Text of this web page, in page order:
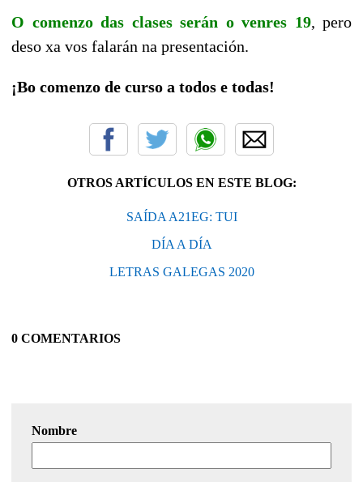
O comenzo das clases serán o venres 19, pero
deso xa vos falarán na presentación.
¡Bo comenzo de curso a todos e todas!
OTROS ARTÍCULOS EN ESTE BLOG:
SAÍDA A21EG: TUI
DÍA A DÍA
LETRAS GALEGAS 2020
0 COMENTARIOS
Nombre